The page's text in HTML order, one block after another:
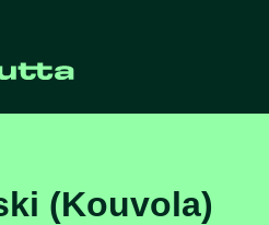
(Kouvola)